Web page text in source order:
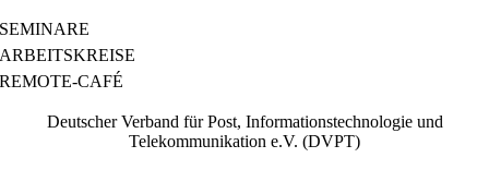
SEMINARE
ARBEITSKREISE
REMOTE-CAFÉ
Deutscher Verband für Post, Informationstechnologie und
Telekommunikation e.V. (DVPT)